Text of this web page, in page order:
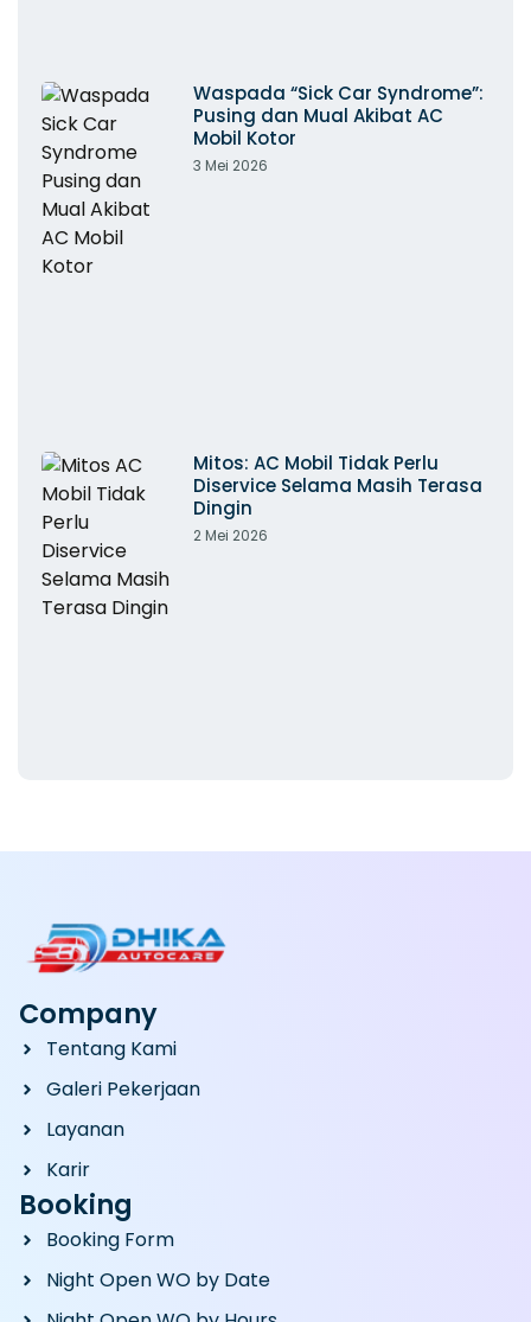
Waspada “Sick Car Syndrome”:
Pusing dan Mual Akibat AC
Mobil Kotor
3 Mei 2026
Mitos: AC Mobil Tidak Perlu
Diservice Selama Masih Terasa
Dingin
2 Mei 2026
Company
Tentang Kami
Galeri Pekerjaan
Layanan
Karir
Booking
Booking Form
Night Open WO by Date